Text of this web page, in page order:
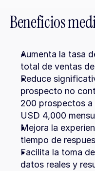
Beneficios
Aumenta la tasa
total de ventas
Reduce
prospecto no
200 prospectos a
USD 4,000
Mejora la
tiempo de
Facilita la toma
datos reales y